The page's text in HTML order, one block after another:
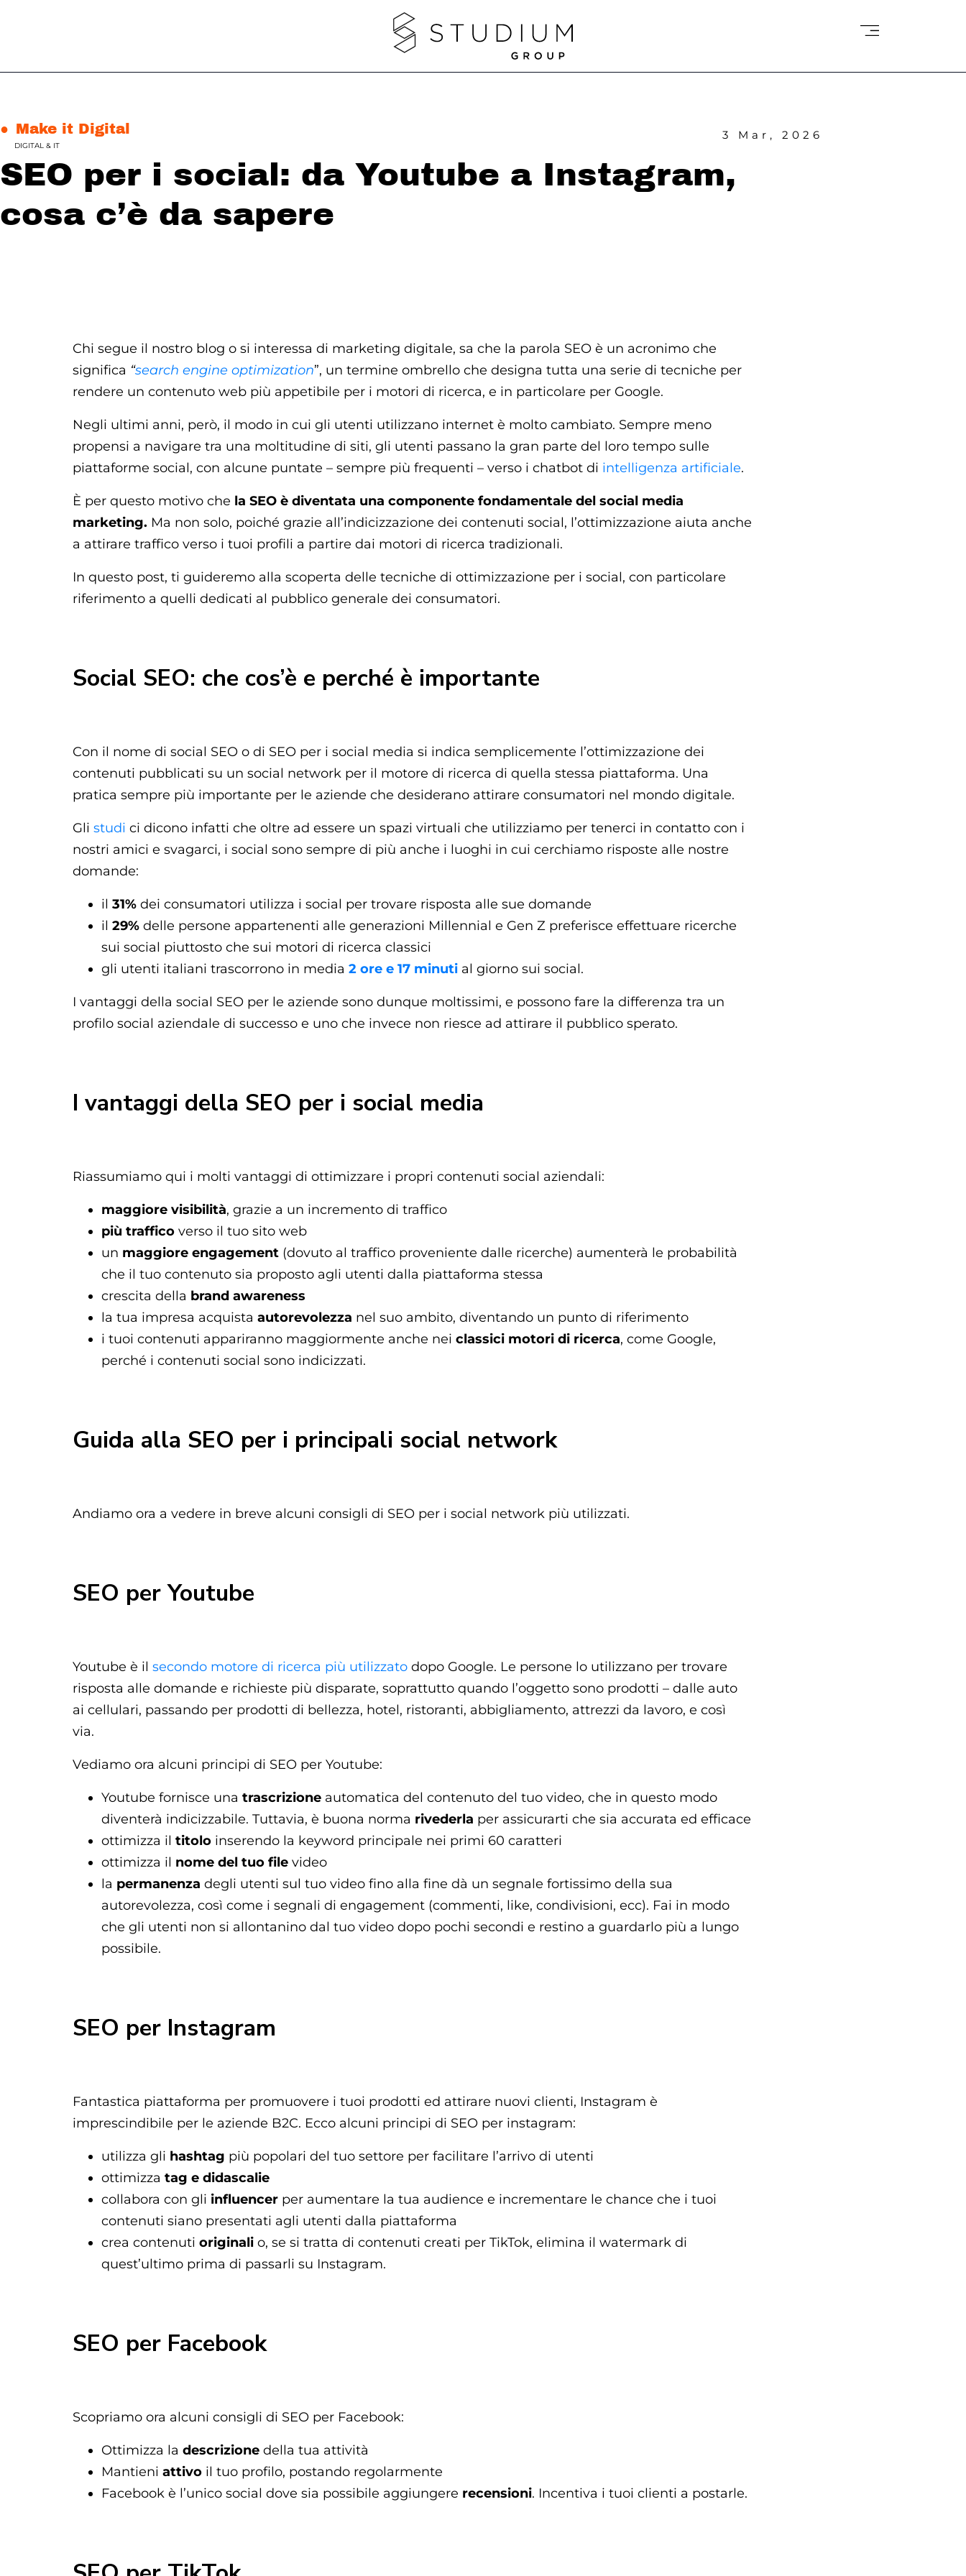
● Make it Digital
DIGITAL & IT
3 Mar, 2026
SEO per i social: da Youtube a Instagram,
cosa c’è da sapere
Chi segue il nostro blog o si interessa di marketing digitale, sa che la parola SEO è un acronimo che
significa “search engine optimization”, un termine ombrello che designa tutta una serie di tecniche per
rendere un contenuto web più appetibile per i motori di ricerca, e in particolare per Google.
Negli ultimi anni, però, il modo in cui gli utenti utilizzano internet è molto cambiato. Sempre meno
propensi a navigare tra una moltitudine di siti, gli utenti passano la gran parte del loro tempo sulle
piattaforme social, con alcune puntate – sempre più frequenti – verso i chatbot di intelligenza artificiale.
È per questo motivo che la SEO è diventata una componente fondamentale del social media
marketing. Ma non solo, poiché grazie all’indicizzazione dei contenuti social, l’ottimizzazione aiuta anche
a attirare traffico verso i tuoi profili a partire dai motori di ricerca tradizionali.
In questo post, ti guideremo alla scoperta delle tecniche di ottimizzazione per i social, con particolare
riferimento a quelli dedicati al pubblico generale dei consumatori.
Social SEO: che cos’è e perché è importante
Con il nome di social SEO o di SEO per i social media si indica semplicemente l’ottimizzazione dei
contenuti pubblicati su un social network per il motore di ricerca di quella stessa piattaforma. Una
pratica sempre più importante per le aziende che desiderano attirare consumatori nel mondo digitale.
Gli studi ci dicono infatti che oltre ad essere un spazi virtuali che utilizziamo per tenerci in contatto con i
nostri amici e svagarci, i social sono sempre di più anche i luoghi in cui cerchiamo risposte alle nostre
domande:
il 31%dei consumatori utilizza i social per trovare risposta alle sue domande
il 29%delle persone appartenenti alle generazioni Millennial e Gen Z preferisce effettuare ricerche
sui social piuttosto che sui motori di ricerca classici
gli utenti italiani trascorrono in media 2 ore e 17 minutial giorno sui social.
I vantaggi della social SEO per le aziende sono dunque moltissimi, e possono fare la differenza tra un
profilo social aziendale di successo e uno che invece non riesce ad attirare il pubblico sperato.
I vantaggi della SEO per i social media
Riassumiamo qui i molti vantaggi di ottimizzare i propri contenuti social aziendali:
maggiore visibilità, grazie a un incremento di traffico
più trafficoverso il tuo sito web
un maggiore engagement(dovuto al traffico proveniente dalle ricerche) aumenterà le probabilità
che il tuo contenuto sia proposto agli utenti dalla piattaforma stessa
crescita della brand awareness
la tua impresa acquista autorevolezza nel suo ambito, diventando un punto di riferimento
i tuoi contenuti appariranno maggiormente anche nei classici motori di ricerca, come Google,
perché i contenuti social sono indicizzati.
Guida alla SEO per i principali social network
Andiamo ora a vedere in breve alcuni consigli di SEO per i social network più utilizzati.
SEO per Youtube
Youtube è il secondo motore di ricerca più utilizzatodopo Google. Le persone lo utilizzano per trovare
risposta alle domande e richieste più disparate, soprattutto quando l’oggetto sono prodotti – dalle auto
ai cellulari, passando per prodotti di bellezza, hotel, ristoranti, abbigliamento, attrezzi da lavoro, e così
via.
Vediamo ora alcuni principi di SEO per Youtube:
Youtube fornisce una trascrizioneautomatica del contenuto del tuo video, che in questo modo
diventerà indicizzabile. Tuttavia, è buona norma rivederla per assicurarti che sia accurata ed efficace
ottimizza il titoloinserendo la keyword principale nei primi 60 caratteri
ottimizza il nome del tuo file video
la permanenza degli utenti sul tuo video fino alla fine dà un segnale fortissimo della sua
autorevolezza, così come i segnali di engagement (commenti, like, condivisioni, ecc). Fai in modo
che gli utenti non si allontanino dal tuo video dopo pochi secondi e restino a guardarlo più a lungo
possibile.
SEO per Instagram
Fantastica piattaforma per promuovere i tuoi prodotti ed attirare nuovi clienti, Instagram è
imprescindibile per le aziende B2C. Ecco alcuni principi di SEO per instagram:
utilizza gli hashtag più popolari del tuo settore per facilitare l’arrivo di utenti
ottimizza tag e didascalie
collabora con gli influencerper aumentare la tua audience e incrementare le chance che i tuoi
contenuti siano presentati agli utenti dalla piattaforma
crea contenuti originalio, se si tratta di contenuti creati per TikTok, elimina il watermark di
quest’ultimo prima di passarli su Instagram.
SEO per Facebook
Scopriamo ora alcuni consigli di SEO per Facebook:
Ottimizza la descrizione della tua attività
Mantieni attivoil tuo profilo, postando regolarmente
Facebook è l’unico social dove sia possibile aggiungere recensioni. Incentiva i tuoi clienti a postarle.